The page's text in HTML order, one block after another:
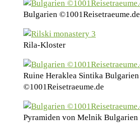
Bulgarien ©1001Reisetraeume.de
Rila-Kloster
Ruine Heraklea Sintika Bulgarien
©1001Reisetraeume.de
Pyramiden von Melnik Bulgarien